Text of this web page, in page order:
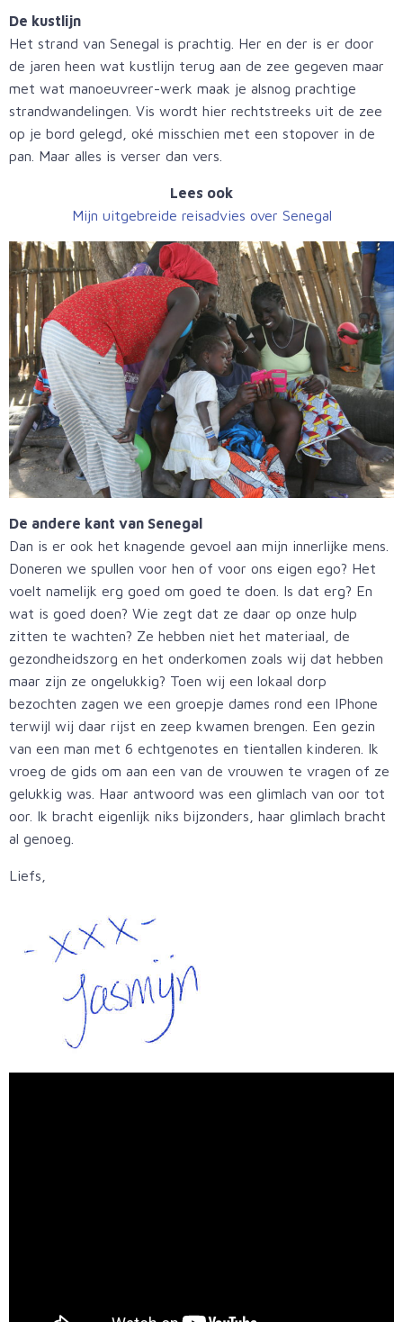
De kustlijn
Het strand van Senegal is prachtig. Her en der is er door
de jaren heen wat kustlijn terug aan de zee gegeven maar
met wat manoeuvreer-werk maak je alsnog prachtige
strandwandelingen. Vis wordt hier rechtstreeks uit de zee
op je bord gelegd, oké misschien met een stopover in de
pan. Maar alles is verser dan vers.
Lees ook
Mijn uitgebreide reisadvies over Senegal
De andere kant van Senegal
Dan is er ook het knagende gevoel aan mijn innerlijke mens.
Doneren we spullen voor hen of voor ons eigen ego? Het
voelt namelijk erg goed om goed te doen. Is dat erg? En
wat is goed doen? Wie zegt dat ze daar op onze hulp
zitten te wachten? Ze hebben niet het materiaal, de
gezondheidszorg en het onderkomen zoals wij dat hebben
maar zijn ze ongelukkig? Toen wij een lokaal dorp
bezochten zagen we een groepje dames rond een IPhone
terwijl wij daar rijst en zeep kwamen brengen. Een gezin
van een man met 6 echtgenotes en tientallen kinderen. Ik
vroeg de gids om aan een van de vrouwen te vragen of ze
gelukkig was. Haar antwoord was een glimlach van oor tot
oor. Ik bracht eigenlijk niks bijzonders, haar glimlach bracht
al genoeg.
Liefs,